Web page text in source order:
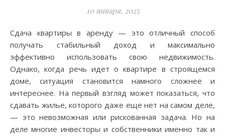
10 января, 2025
Сдача квартиры в аренду — это отличный способ
получать стабильный доход и максимально
эффективно использовать свою недвижимость.
Однако, когда речь идет о квартире в строящемся
доме, ситуация становится намного сложнее и
интереснее. На первый взгляд может показаться, что
сдавать жилье, которого даже еще нет на самом деле,
— это невозможная или рискованная задача. Но на
деле многие инвесторы и собственники именно так и